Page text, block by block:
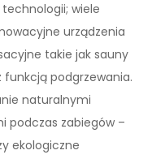
wiele
urządzenia
takie jak sauny
podgrzewania.
naturalnymi
podczas zabiegów –
ekologiczne